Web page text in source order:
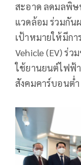
สะอาด ลดมลพิษ
แวดล้อม ร่วมกัน
เป้าหมายให้มีก
Vehicle (EV) ร่ว
ใช้ยานยนต์ไฟฟ้
สังคมคาร์บอนต่ำ